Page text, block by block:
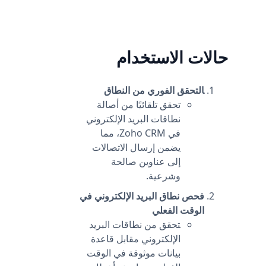
حالات الاستخدام
التحقق الفوري من النطاق
تحقق تلقائيًا من أصالة
نطاقات البريد الإلكتروني
في Zoho CRM، مما
يضمن إرسال الاتصالات
إلى عناوين صالحة
وشرعية.
فحص نطاق البريد الإلكتروني في
الوقت الفعلي
تحقق من نطاقات البريد
الإلكتروني مقابل قاعدة
بيانات موثوقة في الوقت